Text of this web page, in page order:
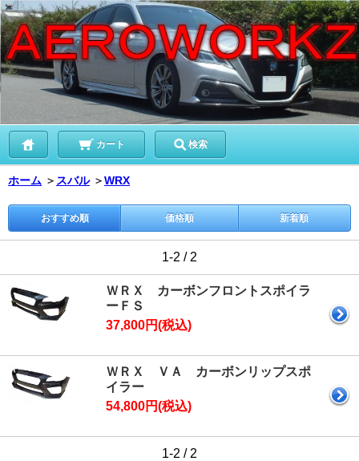
カート 検索
ホーム ＞ スバル ＞WRX
おすすめ順 価格順 新着順
1-2 / 2
ＷＲＸ カーボンフロントスポイラ
ーＦＳ
37,800円(税込)
ＷＲＸ ＶＡ カーボンリップスポ
イラー
54,800円(税込)
1-2 / 2